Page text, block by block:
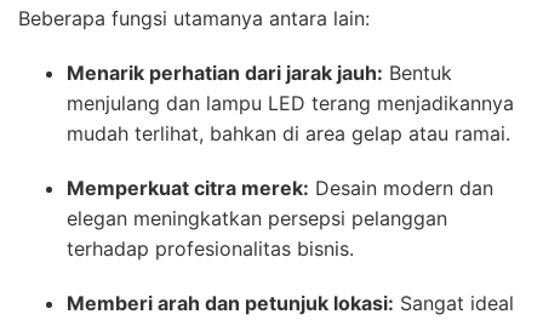
Beberapa fungsi utamanya antara lain:
Menarik perhatian dari jarak jauh: Bentuk
menjulang dan lampu LED terang menjadikannya
mudah terlihat, bahkan di area gelap atau ramai.
Memperkuat citra merek: Desain modern dan
elegan meningkatkan persepsi pelanggan
terhadap profesionalitas bisnis.
Memberi arah dan petunjuk lokasi: Sangat ideal